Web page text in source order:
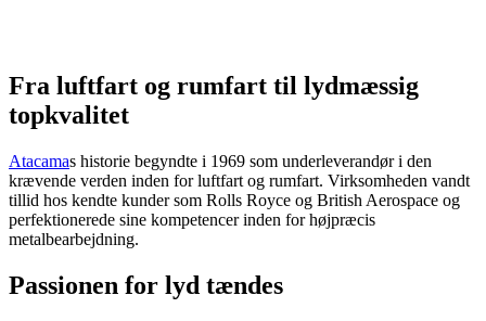
Fra luftfart og rumfart til lydmæssig
topkvalitet
Atacamas historie begyndte i 1969 som underleverandør i den
krævende verden inden for luftfart og rumfart. Virksomheden vandt
tillid hos kendte kunder som Rolls Royce og British Aerospace og
perfektionerede sine kompetencer inden for højpræcis
metalbearbejdning.
Passionen for lyd tændes